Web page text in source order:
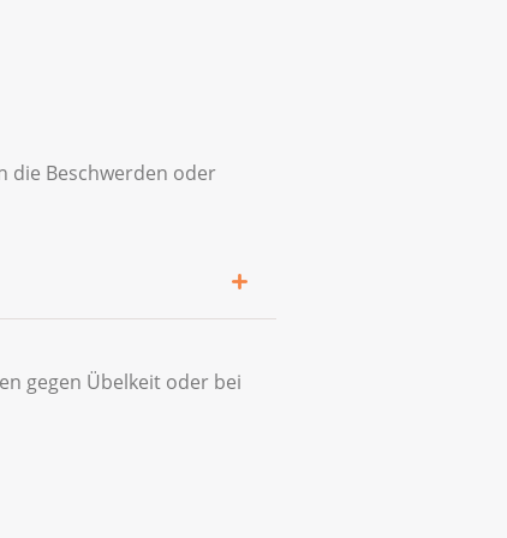
die Beschwerden oder
gegen Übelkeit oder bei